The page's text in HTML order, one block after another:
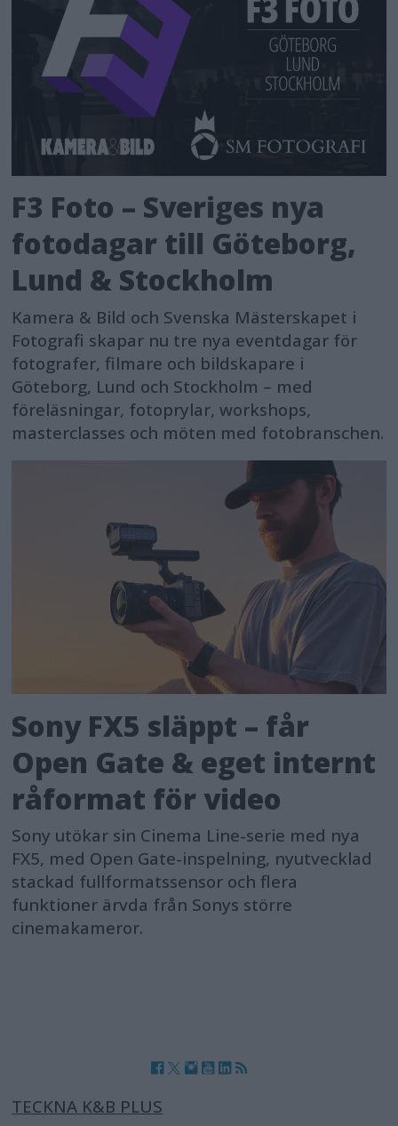
F3 Foto – Sveriges nya
fotodagar till Göteborg,
Lund & Stockholm
Kamera & Bild och Svenska Mästerskapet i
Fotografi skapar nu tre nya eventdagar för
fotografer, filmare och bildskapare i
Göteborg, Lund och Stockholm – med
föreläsningar, fotoprylar, workshops,
masterclasses och möten med fotobranschen.
Sony FX5 släppt – får
Open Gate & eget internt
råformat för video
Sony utökar sin Cinema Line-serie med nya
FX5, med Open Gate-inspelning, nyutvecklad
stackad fullformatssensor och flera
funktioner ärvda från Sonys större
cinemakameror.
TECKNA K&B PLUS